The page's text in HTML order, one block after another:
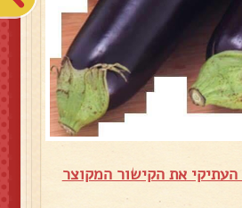
את הקישור המקוצר